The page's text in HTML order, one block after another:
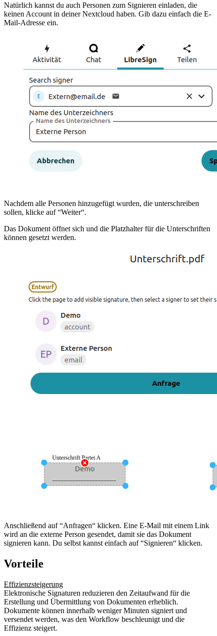
Natürlich kannst du auch Personen zum Signieren einladen, die
keinen Account in deiner Nextcloud haben. Gib dazu einfach die E-
Mail-Adresse ein.
Nachdem alle Personen hinzugefügt wurden, die unterschreiben
sollen, klicke auf “Weiter“.
Das Dokument öffnet sich und die Platzhalter für die Unterschriften
können gesetzt werden.
Anschließend auf “Anfragen“ klicken. Eine E-Mail mit einem Link
wird an die externe Person gesendet, damit sie das Dokument
signieren kann. Du selbst kannst einfach auf “Signieren“ klicken.
Vorteile
Effizienzsteigerung
Elektronische Signaturen reduzieren den Zeitaufwand für die
Erstellung und Übermittlung von Dokumenten erheblich.
Dokumente können innerhalb weniger Minuten signiert und
versendet werden, was den Workflow beschleunigt und die
Effizienz steigert.